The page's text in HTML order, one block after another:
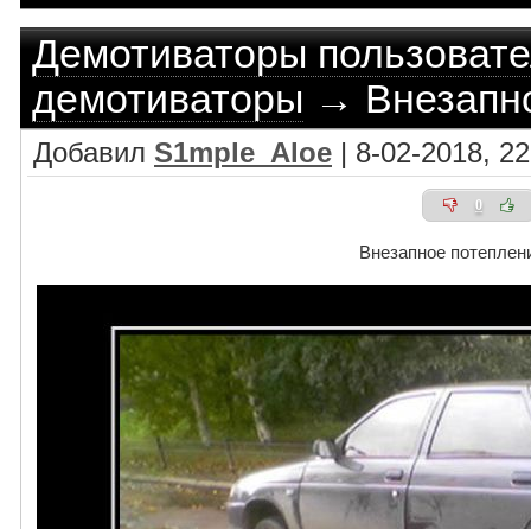
Демотиваторы
демотиваторы →
Добавил S1mple_Aloe | 8-02-2018,
0
Внезапное